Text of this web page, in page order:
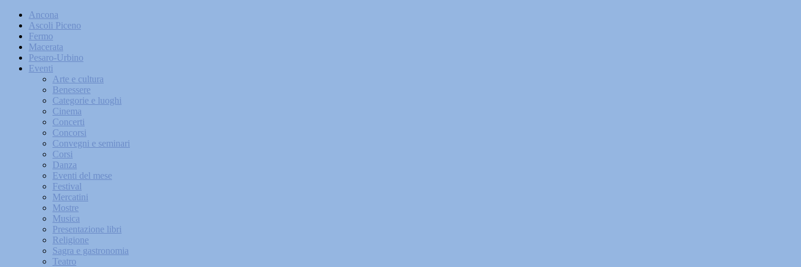
Ancona
Ascoli Piceno
Fermo
Macerata
Pesaro-Urbino
Eventi
Arte e cultura
Benessere
Categorie e luoghi
Cinema
Concerti
Concorsi
Convegni e seminari
Corsi
Danza
Eventi del mese
Festival
Mercatini
Mostre
Musica
Presentazione libri
Religione
Sagra e gastronomia
Teatro